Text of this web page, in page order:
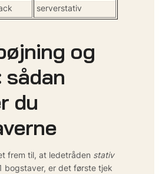
serverstativ
og
sådan
du
frem til, at ledetråden stativ
bogstaver, er det første tjek